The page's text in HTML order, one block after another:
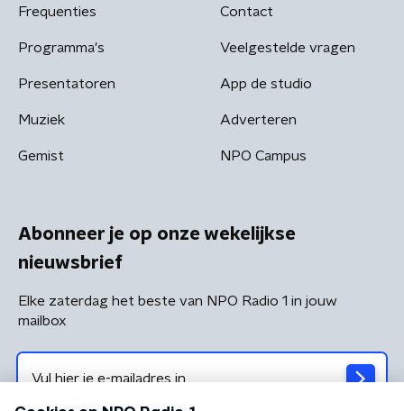
Frequenties
Programma's
Presentatoren
Muziek
Gemist
Contact
Veelgestelde vragen
App de studio
Adverteren
NPO Campus
Abonneer je op onze wekelijkse
nieuwsbrief
Elke zaterdag het beste van NPO Radio 1 in jouw
mailbox